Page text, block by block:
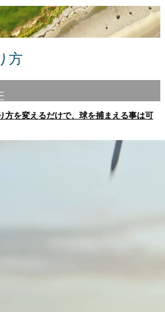
方
方を変えるだけで、球を捕まえる事は可